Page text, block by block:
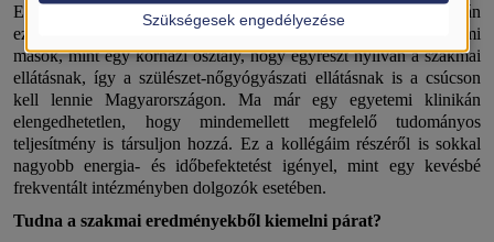
Egy egyetemi klinikán, különösen egy európai egyetemi klinikán
ez egészen biztosan alapkövetelmény. Annyiban vagyunk mi
mások, mint egy kórházi osztály, hogy egyrészt nyilván a szakmai
ellátásnak, így a szülészet-nőgyógyászati ellátásnak is a csúcson
kell lennie Magyarországon. Ma már egy egyetemi klinikán
elengedhetetlen, hogy mindemellett megfelelő tudományos
teljesítmény is társuljon hozzá. Ez a kollégáim részéről is sokkal
nagyobb energia- és időbefektetést igényel, mint egy kevésbé
frekventált intézményben dolgozók esetében.
Tudna a szakmai eredményekből kiemelni párat?
Szükségesek engedélyezése